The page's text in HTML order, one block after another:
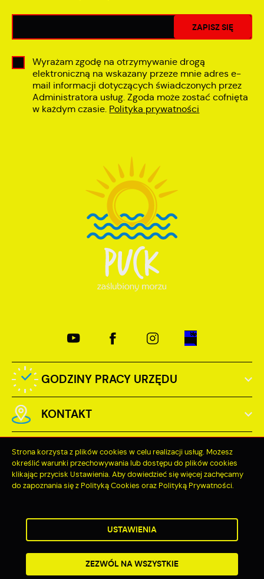
Wyrażam zgodę na otrzymywanie drogą
elektroniczną na wskazany przeze mnie adres e-
mail informacji dotyczących świadczonych przez
Administratora usług. Zgoda może zostać cofnięta
w każdym czasie. Polityka prywatności
GODZINY PRACY URZĘDU
KONTAKT
Odwiedzin: 3767188
Copyright by miastopuck.pl
2ClickPortal® - Portale nowej generacji
Strona korzysta z plików cookies w celu realizacji usług. Możesz
określić warunki przechowywania lub dostępu do plików cookies
klikając przycisk Ustawienia. Aby dowiedzieć się więcej zachęcamy
do zapoznania się z Polityką Cookies oraz Polityką Prywatności.
USTAWIENIA
ZEZWÓL NA WSZYSTKIE
ZEZWÓL NA WSZYSTKIE